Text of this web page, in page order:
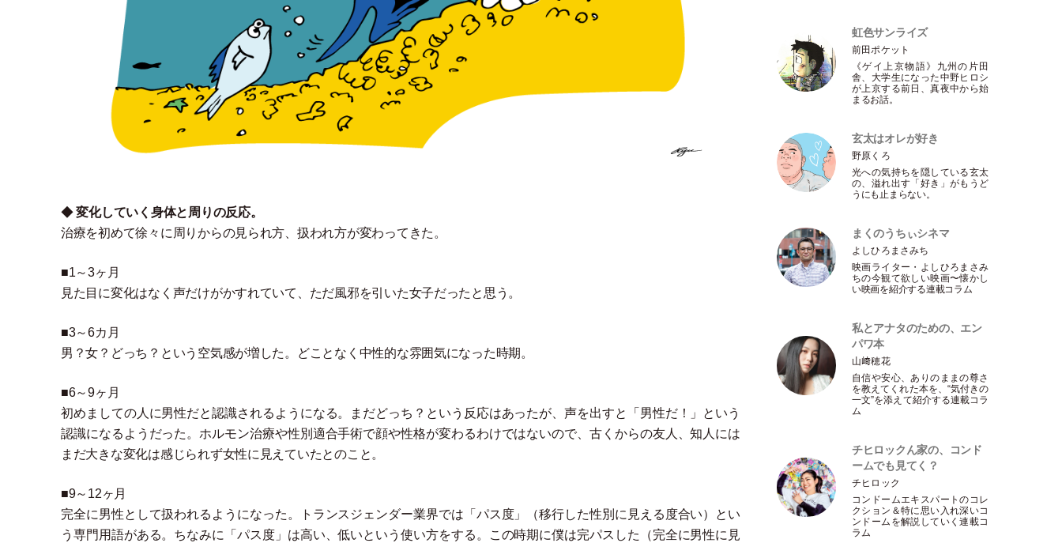
◆変化していく身体と周りの反応。
治療を初めて徐々に周りからの見られ方、扱われ方が変わってきた。
■1～3ヶ月
見た目に変化はなく声だけがかすれていて、ただ風邪を引いた女子だったと思う。
■3～6カ月
男？女？どっち？という空気感が増した。どことなく中性的な雰囲気になった時期。
■6～9ヶ月
初めましての人に男性だと認識されるようになる。まだどっち？という反応はあったが、声を出すと
「 男性だ！ 」 という
認識になるようだった。ホルモン治療や性別適合手術で顔や性格が変わるわけではないので、古くからの友人、知人には
まだ大きな変化は感じられず女性に見えていたとのこと。
■9～12ヶ月
完全に男性として扱われるようになった。トランスジェンダー業界では 「 パス度」 （移行した性別に見える度合い） とい
う専門用語がある。ちなみに 「パス度」 は高い、低いという使い方をする。この時期に僕は完パスした （完全に男性に見
虹色サンライズ
前田ポケット
《ゲイ上京物語》九州の片田
舎、大学生になった中野ヒロシ
が上京する前日、真夜中から始
まるお話。
玄太はオレが好き
野原くろ
光への気持ちを隠している玄太
の、溢れ出す 「好き 」がもうど
うにも止まらない。
まくのうちぃシネマ
よしひろまさみち
映画ライター ・ よしひろまさみ
ちの今観て欲しい映画〜懐かし
い映画を紹介する連載コラム
私とアナタのための、エン
パワ本
山﨑穂花
自信や安心、ありのままの尊さ
を教えてくれた本を、“気付きの
一文”を添えて紹介する連載コラ
ム
チヒロックん家の、コンド
ームでも見てく？
チヒロック
コンドームエキスパートのコレ
クション＆特に思い入れ深いコ
ンドームを解説していく連載コ
ラム